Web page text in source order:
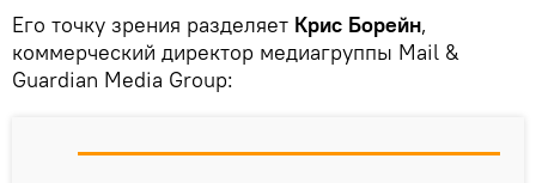
Его точку зрения разделяет Крис Борейн,
коммерческий директор медиагруппы Mail &
Guardian Media Group: